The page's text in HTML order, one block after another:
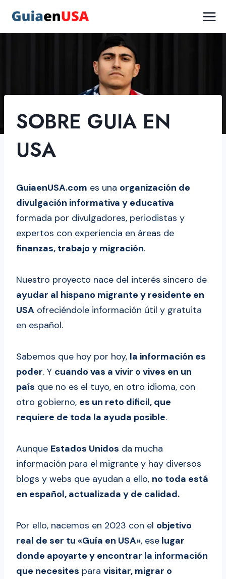
SOBRE GUIA EN
USA
GuiaenUSA.com es una organización de
divulgación informativa y educativa
formada por divulgadores, periodistas y
expertos con experiencia en áreas de
finanzas, trabajo y migración.
Nuestro proyecto nace del interés sincero de
ayudar al hispano migrante y residente en
USA ofreciéndole información útil y gratuita
en español.
Sabemos que hoy por hoy, la información es
poder. Y cuando vas a vivir o vives en un
país que no es el tuyo, en otro idioma, con
otro gobierno, es un reto dificil, que
requiere de toda la ayuda posible.
Aunque Estados Unidos da mucha
información para el migrante y hay diversos
blogs y webs que ayudan a ello, no toda está
en español, actualizada y de calidad.
Por ello, nacemos en 2023 con el objetivo
real de ser tu «Guía en USA», ese lugar
donde apoyarte y encontrar la información
que necesites para visitar, migrar o